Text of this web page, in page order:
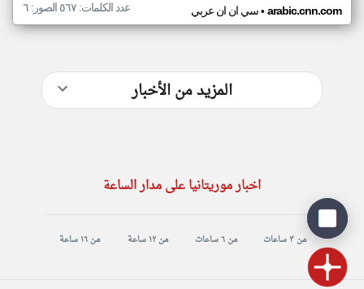
سي ان ان عربي• arabic.cnn.com عدد الكلمات: ٥٦٧ الصور: ٦
المزيد من الأخبار
اخبار موريتانيا على مدار الساعة
من ٣ ساعات من ٦ ساعات من ١٢ ساعة من ١٦ ساعة